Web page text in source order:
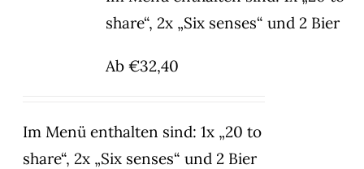
share“, 2x „Six senses“ und 2 Bier
Ab€32,40
Im Menü enthalten sind: 1x „20 to
share“, 2x „Six senses“ und 2 Bier